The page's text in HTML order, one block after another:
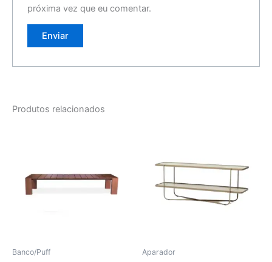
próxima vez que eu comentar.
Produtos relacionados
Banco/Puff Aparador